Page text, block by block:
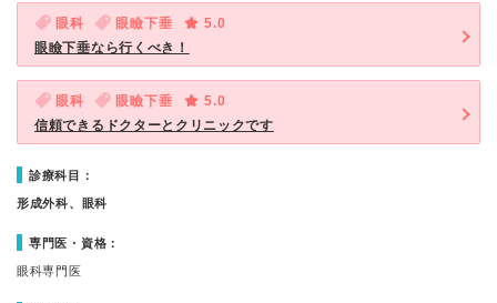
眼科 眼瞼下垂
5.0
眼瞼下垂なら行くべき！
眼科 眼瞼下垂
5.0
信頼できるドクターとクリニックです
診療科目：
形成外科、眼科
専門医・資格：
眼科専門医